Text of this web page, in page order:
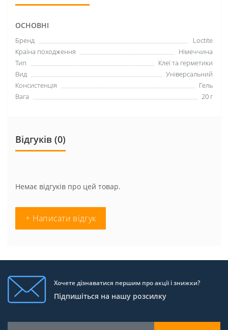
ОСНОВНІ
Бренд
Loctite
Країна походження
Німеччина
Тип
Клеї та герметики
Вид
Універсальний
Консистенція
Гель
Вага
20 г
Відгуків (0)
Немає відгуків про цей товар.
+ Написати відгук
Хочете дізнаватися першим про акції і знижки?
Підпишіться на нашу розсилку